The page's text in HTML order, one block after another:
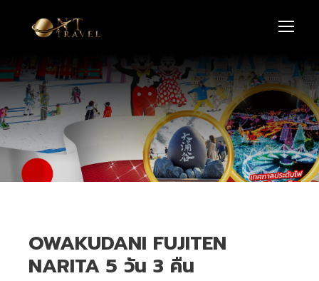
OWAKUDANI FUJITEN
NARITA 5 วัน 3 คืน